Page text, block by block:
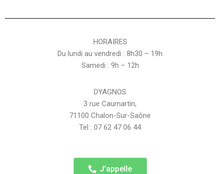
HORAIRES
Du lundi au vendredi : 8h30 – 19h
Samedi : 9h – 12h
DYAGNOS
3 rue Caumartin,
71100 Chalon-Sur-Saône
Tel : 07 62 47 06 44
J'appelle